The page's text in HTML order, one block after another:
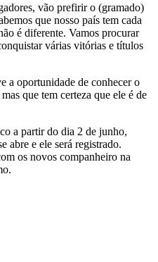
vão prefirir o (gramado)
que nosso país tem cada
é diferente. Vamos procurar
várias vitórias e títulos
a oportunidade de conhecer o
que tem certeza que ele é de
a partir do dia 2 de junho,
abre e ele será registrado.
os novos companheiro na